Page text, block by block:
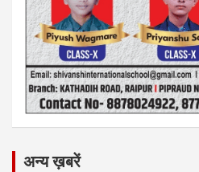
अन्य ख़बरें